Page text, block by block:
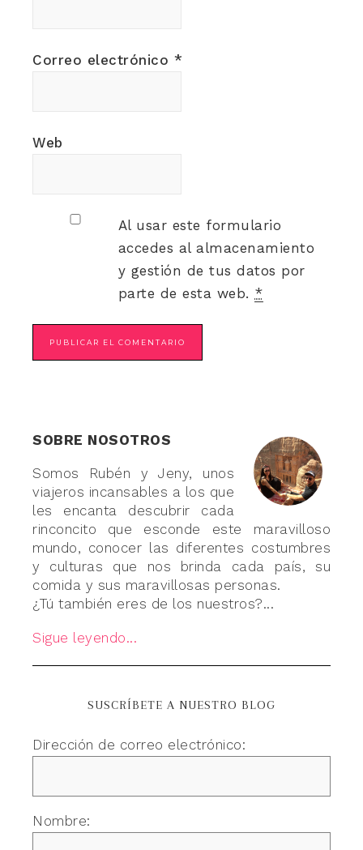
Correo electrónico *
Web
Al usar este formulario
accedes al almacenamiento
y gestión de tus datos por
parte de esta web. *
SOBRE NOSOTROS
Somos Rubén y Jeny, unos
viajeros incansables a los que
les encanta descubrir cada
rinconcito que esconde este maravilloso
mundo, conocer las diferentes costumbres
y culturas que nos brinda cada país, su
comida y sus maravillosas personas.
¿Tú también eres de los nuestros?...
Sigue leyendo...
SUSCRÍBETE A NUESTRO BLOG
Dirección de correo electrónico:
Nombre: